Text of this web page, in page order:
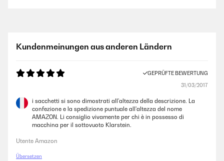
Kundenmeinungen aus anderen Ländern
GEPRÜFTE BEWERTUNG
31/03/2017
i sacchetti si sono dimostrati all'altezza della descrizione. La
confezione e la spedizione puntuale all'altezza del nome
AMAZON. Li consiglio vivamente per chi è in possesso di
macchina per il sottovuoto Klarstein.
Utente Amazon
Übersetzen